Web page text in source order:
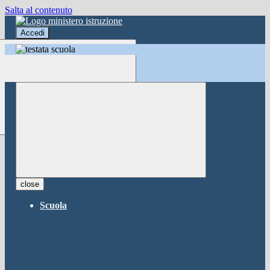
Salta al contenuto
Accedi
Accedi
button close ×
close
Scuola